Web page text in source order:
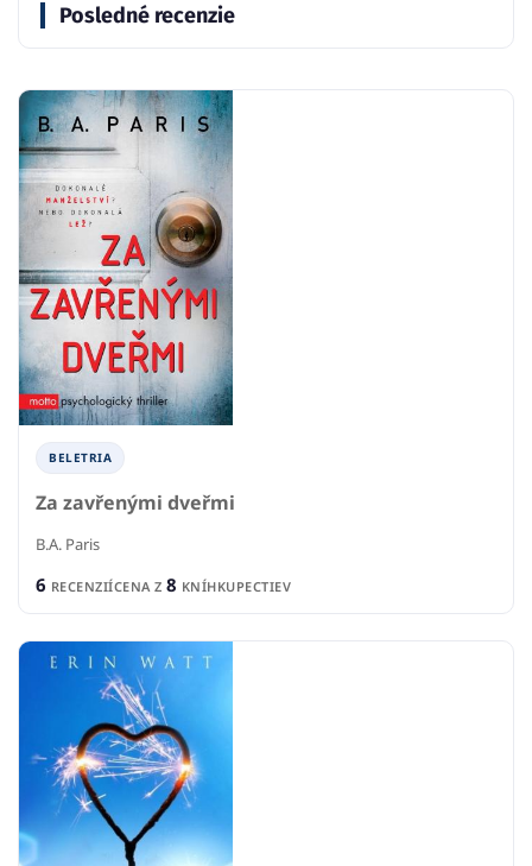
Posledné recenzie
BELETRIA
Za zavřenými dveřmi
B.A. Paris
6 RECENZIÍCENA Z 8 KNÍHKUPECTIEV